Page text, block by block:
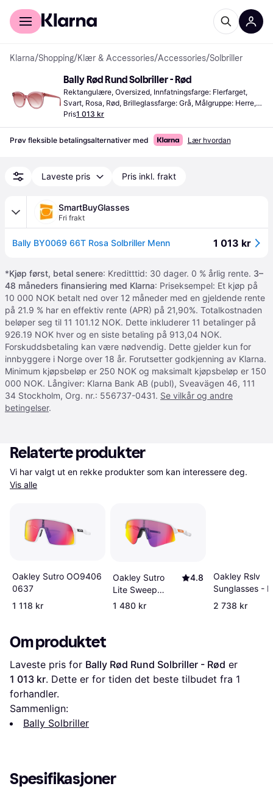
For kunder
Klarna/Shopping/Klær & Accessories/Accessories/Solbriller
Bally Rød Rund Solbriller - Rød
Rektangulære, Oversized, Innfatningsfarge: Flerfarget,
Svart, Rosa, Rød, Brilleglassfarge: Grå, Målgruppe: Herre,
Unisex, Dame, UV-beskyttelse
Pris1 013 kr
Prøv fleksible betalingsalternativer med Lær hvordan
Laveste pris Pris inkl. frakt
SmartBuyGlasses
Fri frakt
Bally BY0069 66T Rosa Solbriller Menn 1 013 kr
*Kjøp først, betal senere: Kreditttid: 30 dager. 0 % årlig rente. 3–
48 måneders finansiering med Klarna: Priseksempel: Et kjøp på
10 000 NOK betalt ned over 12 måneder med en gjeldende rente
på 21.9 % har en effektiv rente (APR) på 21,90%. Totalkostnaden
beløper seg til 11 101.12 NOK. Dette inkluderer 11 betalinger på
926.19 NOK hver og en siste betaling på 913,04 NOK.
Forskuddsbetaling kan være nødvendig. Dette gjelder kun for
innbyggere i Norge over 18 år. Forutsetter godkjenning av Klarna.
Minimum kjøpsbeløp er 250 NOK og maksimalt kjøpsbeløp er 150
000 NOK. Långiver: Klarna Bank AB (publ), Sveavägen 46, 111
34 Stockholm, Org. nr.: 556737-0431. Se vilkår og andre
betingelser.
Relaterte produkter
Vis alle
Oakley Sutro OO9406
0637
1 118 kr
Oakley Sutro
Lite Sweep
OO9465 1639
4.8
1 480 kr
Oakley Rslv
Sunglasses -
2 738 kr
Om produktet
Laveste pris for Bally Rød Rund Solbriller - Rød
1 013 kr. Dette er for tiden det beste tilbudet fra 1
forhandler.
Sammenlign:
Bally Solbriller
Spesifikasjoner